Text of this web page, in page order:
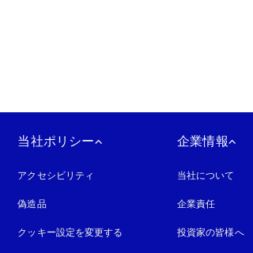
当社ポリシー
アクセシビリティ
新しいタブに表示されます
偽造品新しいタブに表示されます
クッキー設定を変更する
企業情報
当社について
企業責任
投資家の皆様へ